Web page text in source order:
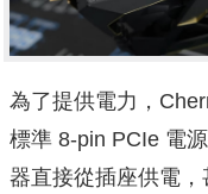
為了提供電力，
標準 8-pin PCIe 電
器直接從插座供電